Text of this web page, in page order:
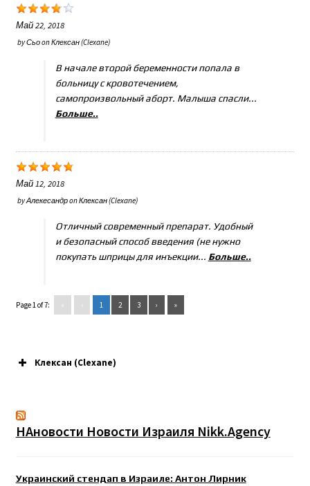
Май 22, 2018
byСьоonКлексан (Clexane)
В начале второй беременности попала в
больницу с кровотечением,
самопроизвольный аборт. Малыша спасли...
Больше..
Май 12, 2018
byАлекесандрonКлексан (Clexane)
Отличный современный препарат. Удобный
и безопасный способ введения (не нужно
покупать шприцы для инъекции... Больше..
Page 1 of 7: ‹ 1 2 3 › »
Клексан (Clexane)
НАновости Новости Израиля Nikk.Agency
Украинский стендап в Израиле: Антон Лирник